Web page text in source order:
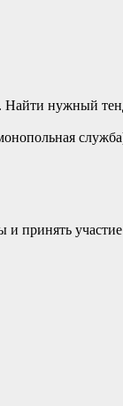
Найти нужный
принять